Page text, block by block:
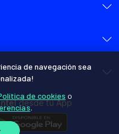
de navegación sea
de cookies o
.